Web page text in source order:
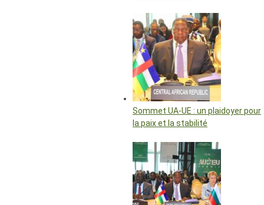
Sommet UA-UE : un plaidoyer pour
la paix et la stabilité